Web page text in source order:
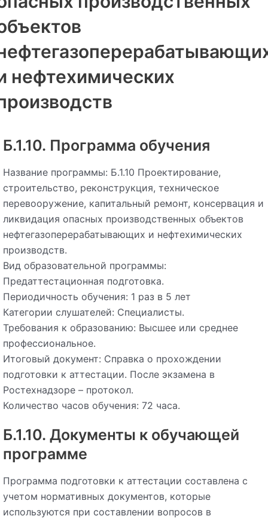
нефтехимических
Б.1.10. Программа обучения
Название программы: Б.1.10 Проектирование,
строительство, реконструкция, техническое
перевооружение, капитальный ремонт, консервация и
ликвидация опасных производственных объектов
нефтегазоперерабатывающих и нефтехимических
производств.
Вид образовательной программы:
Предаттестационная подготовка.
Периодичность обучения: 1 раз в 5 лет
Категории слушателей: Специалисты.
Требования к образованию: Высшее или среднее
профессиональное.
Итоговый документ: Справка о прохождении
подготовки к аттестации. После экзамена в
Ростехнадзоре – протокол.
Количество часов обучения: 72 часа.
Б.1.10. Документы к обучающей
программе
Программа подготовки к аттестации составлена с
учетом нормативных документов, которые
используются при составлении вопросов в